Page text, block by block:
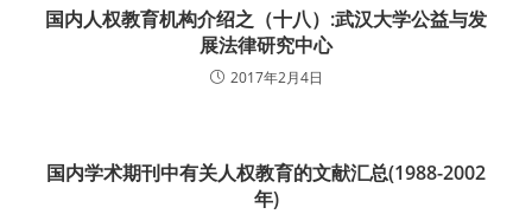
国内人权教育机构介绍之（十八）:武汉大学公益与发
展法律研究中心
2017年2月4日
国内学术期刊中有关人权教育的文献汇总(1988-2002
年)